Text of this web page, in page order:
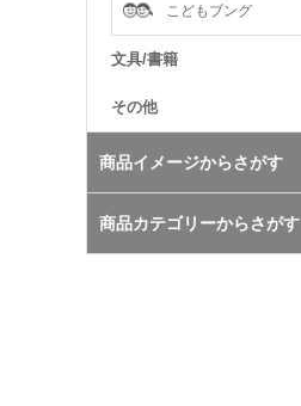
こどもブング
文具/書籍
その他
商品イメージからさがす
商品カテゴリーからさがす